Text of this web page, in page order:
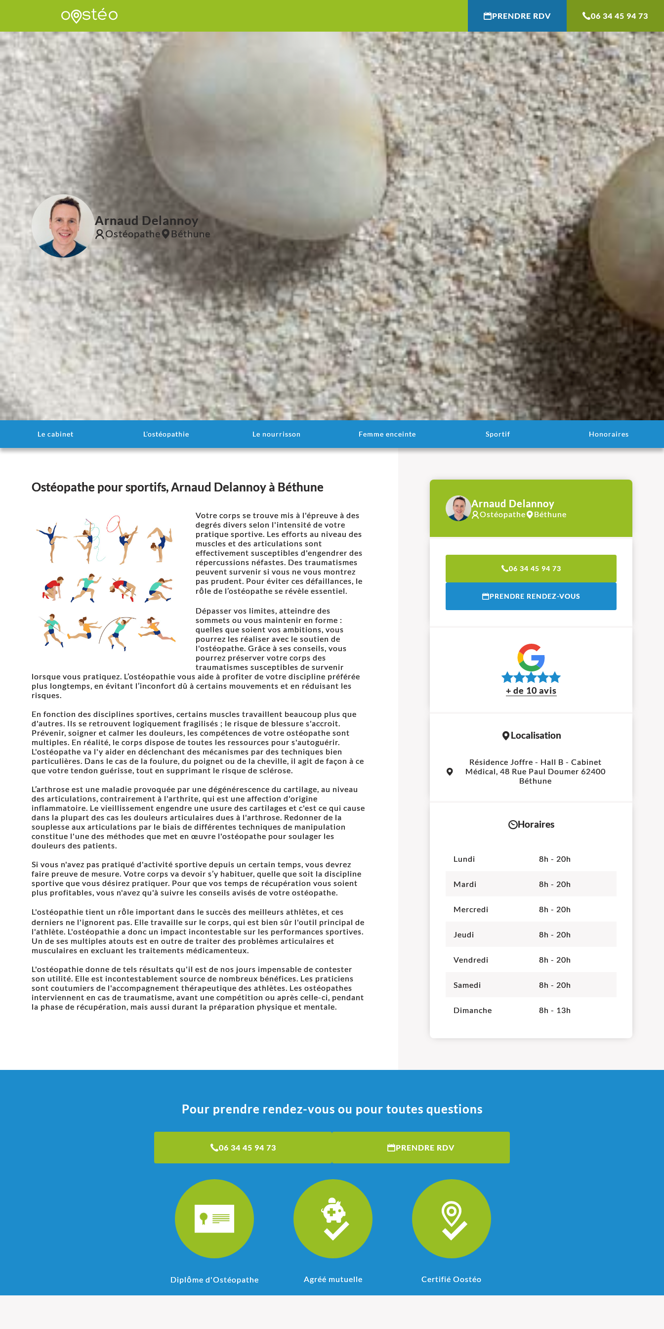
PRENDRE RDV 06 34 45 94 73
Arnaud Delannoy
Ostéopathe Béthune
Le cabinet L'ostéopathie Le nourrisson Femme enceinte Sportif Honoraires
Ostéopathe pour sportifs, Arnaud Delannoy à Béthune
Votre corps se trouve mis à l'épreuve à des
degrés divers selon l'intensité de votre
pratique sportive. Les efforts au niveau des
muscles et des articulations sont
effectivement susceptibles d'engendrer des
répercussions néfastes. Des traumatismes
peuvent survenir si vous ne vous montrez
pas prudent. Pour éviter ces défaillances, le
rôle de l’ostéopathe se révèle essentiel.
Dépasser vos limites, atteindre des
sommets ou vous maintenir en forme :
quelles que soient vos ambitions, vous
pourrez les réaliser avec le soutien de
l'ostéopathe. Grâce à ses conseils, vous
pourrez préserver votre corps des
traumatismes susceptibles de survenir
lorsque vous pratiquez. L’ostéopathie vous aide à profiter de votre discipline préférée
plus longtemps, en évitant l’inconfort dû à certains mouvements et en réduisant les
risques.
En fonction des disciplines sportives, certains muscles travaillent beaucoup plus que
d'autres. Ils se retrouvent logiquement fragilisés ; le risque de blessure s'accroit.
Prévenir, soigner et calmer les douleurs, les compétences de votre ostéopathe sont
multiples. En réalité, le corps dispose de toutes les ressources pour s'autoguérir.
L'ostéopathe va l'y aider en déclenchant des mécanismes par des techniques bien
particulières. Dans le cas de la foulure, du poignet ou de la cheville, il agit de façon à ce
que votre tendon guérisse, tout en supprimant le risque de sclérose.
L’arthrose est une maladie provoquée par une dégénérescence du cartilage, au niveau
des articulations, contrairement à l'arthrite, qui est une affection d'origine
inflammatoire. Le vieillissement engendre une usure des cartilages et c'est ce qui cause
dans la plupart des cas les douleurs articulaires dues à l'arthrose. Redonner de la
souplesse aux articulations par le biais de différentes techniques de manipulation
constitue l'une des méthodes que met en œuvre l'ostéopathe pour soulager les
douleurs des patients.
Si vous n'avez pas pratiqué d'activité sportive depuis un certain temps, vous devrez
faire preuve de mesure. Votre corps va devoir s’y habituer, quelle que soit la discipline
sportive que vous désirez pratiquer. Pour que vos temps de récupération vous soient
plus profitables, vous n'avez qu'à suivre les conseils avisés de votre ostéopathe.
L'ostéopathie tient un rôle important dans le succès des meilleurs athlètes, et ces
derniers ne l'ignorent pas. Elle travaille sur le corps, qui est bien sûr l'outil principal de
l'athlète. L'ostéopathie a donc un impact incontestable sur les performances sportives.
Un de ses multiples atouts est en outre de traiter des problèmes articulaires et
musculaires en excluant les traitements médicamenteux.
L'ostéopathie donne de tels résultats qu'il est de nos jours impensable de contester
son utilité. Elle est incontestablement source de nombreux bénéfices. Les praticiens
sont coutumiers de l'accompagnement thérapeutique des athlètes. Les ostéopathes
interviennent en cas de traumatisme, avant une compétition ou après celle-ci, pendant
la phase de récupération, mais aussi durant la préparation physique et mentale.
Arnaud Delannoy
Ostéopathe Béthune
06 34 45 94 73
PRENDRE RENDEZ-VOUS
+ de 10 avis
Localisation
Résidence Joffre - Hall B - Cabinet
Médical, 48 Rue Paul Doumer 62400
Béthune
Horaires
Lundi 8h - 20h
Mardi 8h - 20h
Mercredi 8h - 20h
Jeudi 8h - 20h
Vendredi 8h - 20h
Samedi 8h - 20h
Dimanche 8h - 13h
Pour prendre rendez-vous ou pour toutes questions
06 34 45 94 73 PRENDRE RDV
Diplôme d'Ostéopathe Agréé mutuelle Certifié Oostéo